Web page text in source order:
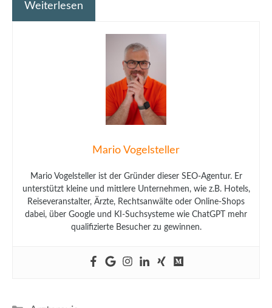
Weiterlesen
Mario Vogelsteller
Mario Vogelsteller ist der Gründer dieser SEO-Agentur. Er
unterstützt kleine und mittlere Unternehmen, wie z.B. Hotels,
Reiseveranstalter, Ärzte, Rechtsanwälte oder Online-Shops
dabei, über Google und KI-Suchsysteme wie ChatGPT mehr
qualifizierte Besucher zu gewinnen.